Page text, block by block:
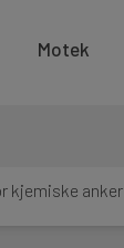
Motek
kjemiske anker